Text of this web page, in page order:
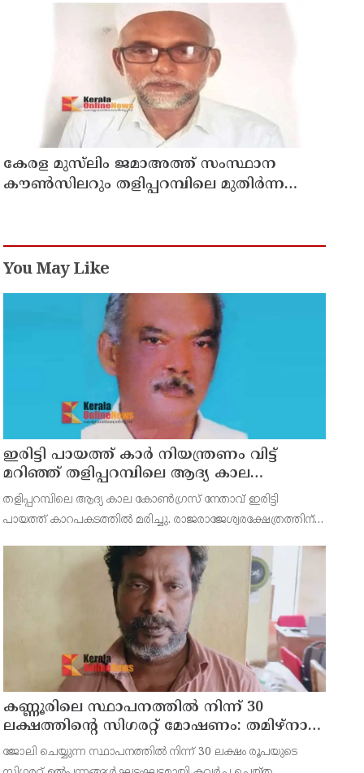
ശരീരത്തോട് അനാദരവ് കാണിച്ചതായി
കേരള മുസ്‌ലിം ജമാഅത്ത് സംസ്ഥാന
കൗൺസിലറും തളിപ്പറമ്പിലെ മുതിർന്ന
You May Like
ഇരിട്ടി പായത്ത് കാർ നിയന്ത്രണം വിട്ട്
മറിഞ്ഞ് തളിപ്പറമ്പിലെ ആദ്യ കാല
കോണ്‍ഗ്രസ് നേതാവ് മരിച്ചു
തളിപ്പറമ്പിലെ ആദ്യ കാല കോണ്‍ഗ്രസ് നേതാവ് ഇരിട്ടി
പായത്ത് കാറപകടത്തില്‍ മരിച്ചു. രാജരാജേശ്വരക്ഷേത്രത്തിന്
എം.കെ.കേശവനാ(74)ണ് മരിച്ചത്.
കണ്ണൂരിലെ സ്ഥാപനത്തിൽ നിന്ന് 30
ലക്ഷത്തിന്റെ സിഗരറ്റ് മോഷണം: തമിഴ്‌നാട്
സ്വദേശിയായ സെയിൽസ്മാൻ
തെങ്കാശിയിൽ പിടിയിൽ
ജോലി ചെയ്യുന്ന സ്ഥാപനത്തിൽ നിന്ന് 30 ലക്ഷം രൂപയുടെ